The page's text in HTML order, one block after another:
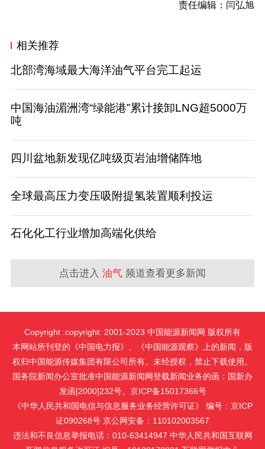
责任编辑：闫弘旭
相关推荐
北部湾海域最大海洋油气平台完工起运
中国海油湄洲湾“绿能港”累计接卸LNG超5000万
吨
四川盆地新发现亿吨级页岩油增储阵地
全球最高压力变压吸附提氢装置顺利投运
石化化工行业增加高端化供给
点击进入 油气 频道查看更多新闻
Copyright :copyright: 2001-2023 中国能源新闻网 版权所有
本网站所刊登的《中国电力报》、《中国能源观察》上的新闻，版
权归中国能源传媒集团有限公司所有。未经授权，禁止下载使用。
国务院新闻办公室批准中国能源新闻网登载新闻业务的函：国新办
发函[2000]232号。京ICP备15017366号
《中华人民共和国电信与信息服务业务经营许可证》 编号：京ICP
证090268号 京公网安备：110102003567
违法和不良信息举报电话：010-63414947 中华人民共和国互联网